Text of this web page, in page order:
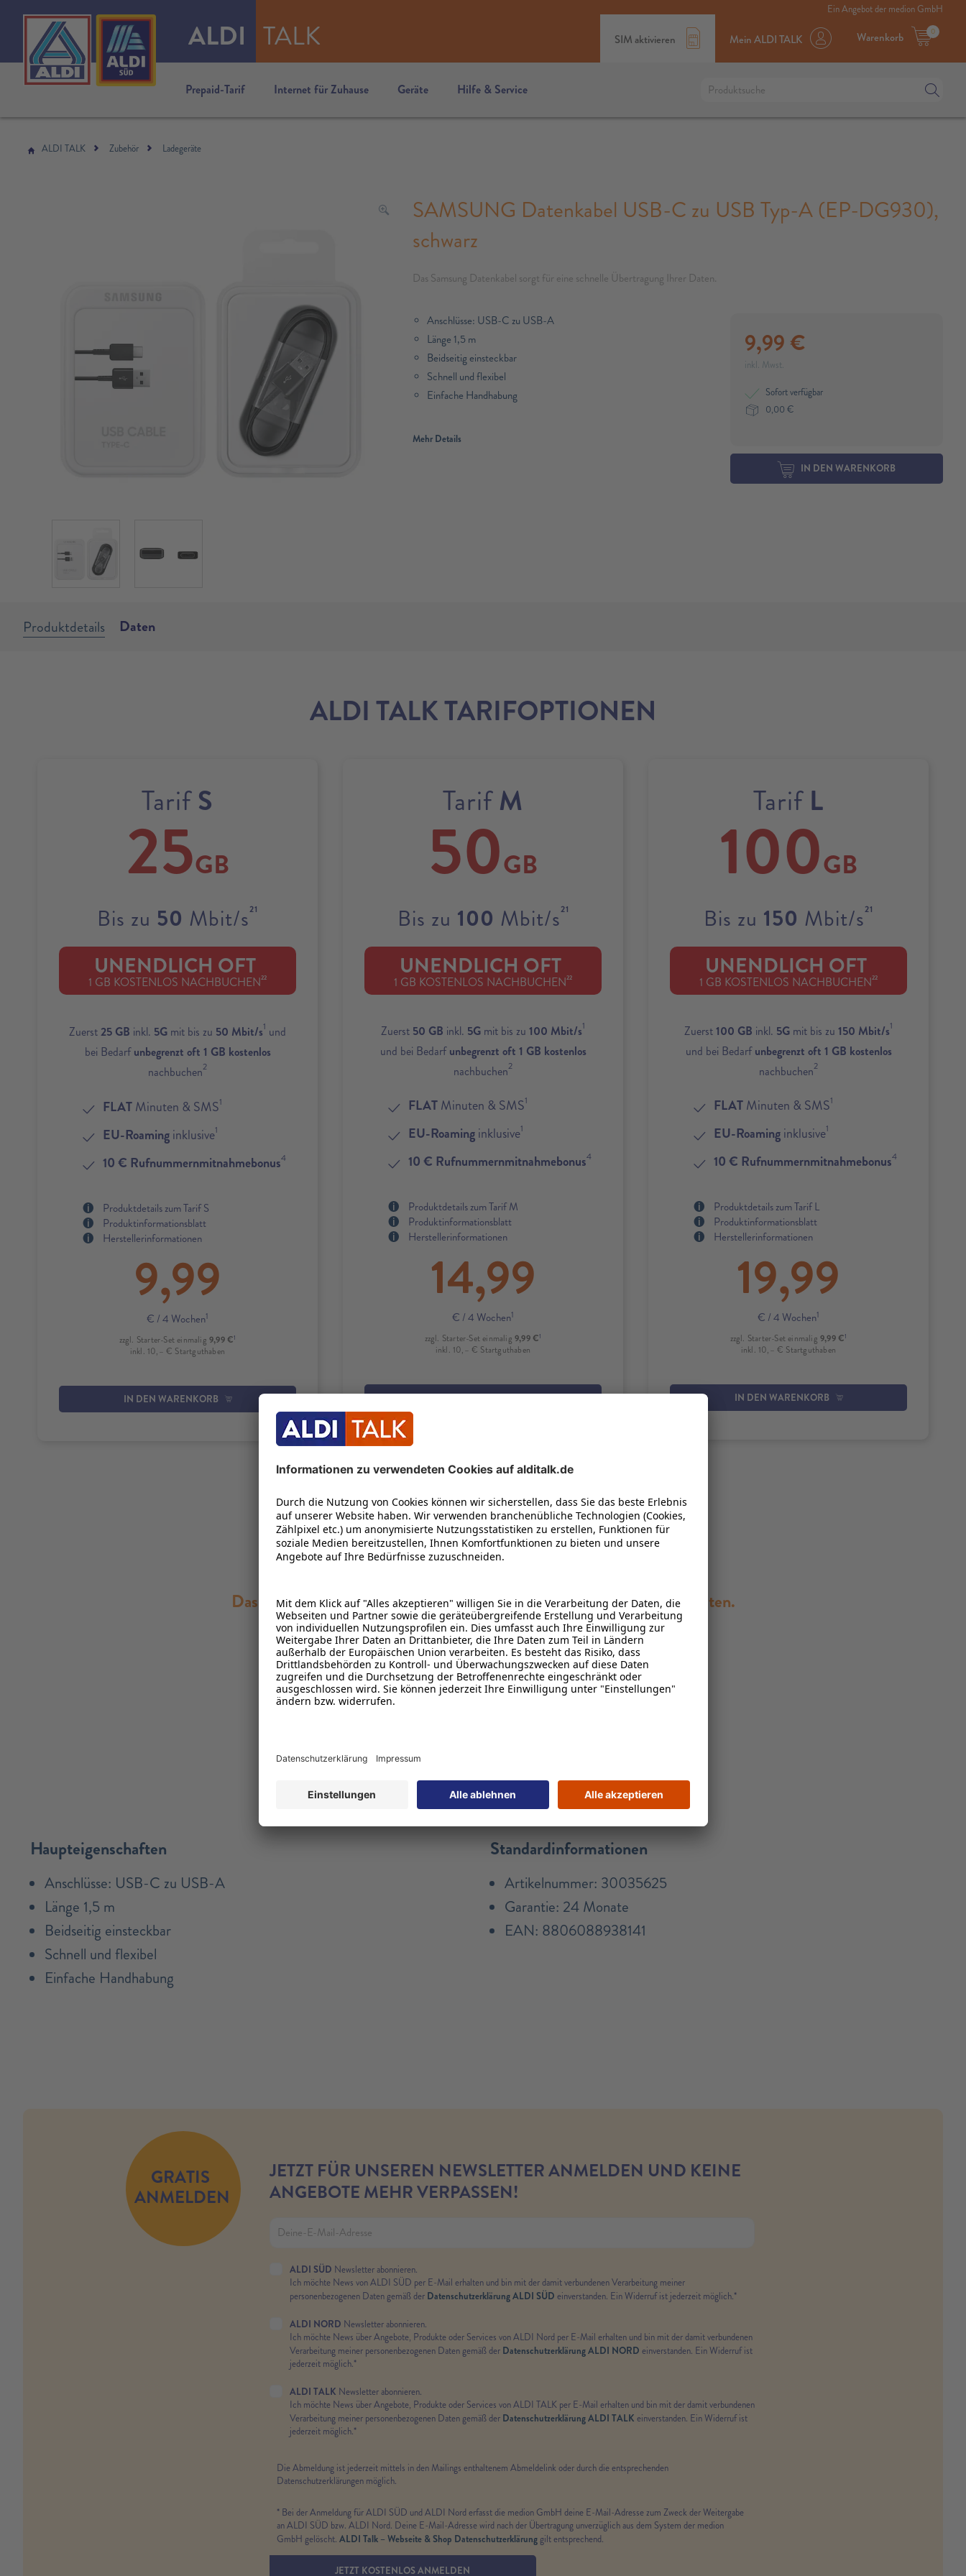
ALDI TALK SIM aktivieren Mein ALDI TALK 0
Warenkorb
Prepaid-Tarif Internet für Zuhause Geräte Hilfe & Service
Ein Angebot der medion GmbH
ALDI TALK Zubehör Ladegeräte
SAMSUNG Datenkabel USB-C zu USB Typ-A (EP-DG930),
schwarz
Das Samsung Datenkabel sorgt für eine schnelle Übertragung Ihrer Daten.
Anschlüsse: USB-C zu USB-A
Länge 1,5 m
Beidseitig einsteckbar
Schnell und flexibel
Einfache Handhabung
Mehr Details
9,99 €
inkl. Mwst.
Sofort verfügbar
0,00 €
IN DEN WARENKORB
Produktdetails Daten
ALDI TALK TARIFOPTIONEN
TarifS
25GB
Bis zu 50 Mbit/s21
UNENDLICH OFT
1 GB KOSTENLOS NACHBUCHEN22
Zuerst25 GB inkl. 5G mit bis zu 50 Mbit/s1 und
bei Bedarfunbegrenzt oft 1 GB kostenlos
nachbuchen2
FLATMinuten & SMS1
EU-Roaminginklusive1
10 € Rufnummernmitnahmebonus4
Produktdetails zum Tarif S
Produktinformationsblatt
Herstellerinformationen
9,99
€ / 4 Wochen1
zzgl. Starter-Set einmalig 9,99 €1
inkl. 10,– € Startguthaben
IN DEN WARENKORB
TarifM
50GB
Bis zu 100 Mbit/s21
UNENDLICH OFT
1 GB KOSTENLOS NACHBUCHEN22
Zuerst 50 GB inkl. 5G mit bis zu 100 Mbit/s1
und bei Bedarfunbegrenzt oft 1 GB kostenlos
nachbuchen2
FLATMinuten & SMS1
EU-Roaminginklusive1
10 € Rufnummernmitnahmebonus4
Produktdetails zum Tarif M
Produktinformationsblatt
Herstellerinformationen
14,99
€ / 4 Wochen1
zzgl. Starter-Set einmalig 9,99 €1
inkl. 10,– € Startguthaben
IN DEN WARENKORB
Tarif L
100GB
Bis zu 150 Mbit/s21
UNENDLICH OFT
1 GB KOSTENLOS NACHBUCHEN22
Zuerst100 GB inkl. 5G mit bis zu 150 Mbit/s1
und bei Bedarfunbegrenzt oft 1 GB kostenlos
nachbuchen2
FLATMinuten & SMS1
EU-Roaminginklusive1
10 € Rufnummernmitnahmebonus4
Produktdetails zum Tarif L
Produktinformationsblatt
Herstellerinformationen
19,99
€ / 4 Wochen1
zzgl. Starter-Set einmalig 9,99 €1
inkl. 10,– € Startguthaben
IN DEN WARENKORB
Produktdetails
Das Samsung Datenkabel sorgt für eine schnelle Übertragung Ihrer Daten.
Daten
Haupteigenschaften
Anschlüsse: USB-C zu USB-A
Länge 1,5 m
Beidseitig einsteckbar
Schnell und flexibel
Einfache Handhabung
Standardinformationen
Artikelnummer: 30035625
Garantie: 24 Monate
EAN: 8806088938141
GRATIS
ANMELDEN
JETZT FÜR UNSEREN NEWSLETTER ANMELDEN UND KEINE
ANGEBOTE MEHR VERPASSEN!
ALDI SÜD Newsletter abonnieren.
Ich möchte News von ALDI SÜD per E-Mail erhalten und bin mit der damit verbundenen Verarbeitung meiner
personenbezogenen Daten gemäß der Datenschutzerklärung ALDI SÜD einverstanden. Ein Widerruf ist jederzeit möglich.*
ALDI NORD Newsletter abonnieren.
Ich möchte News über Angebote, Produkte oder Services von ALDI Nord per E-Mail erhalten und bin mit der damit verbundenen
Verarbeitung meiner personenbezogenen Daten gemäß der Datenschutzerklärung ALDI NORD einverstanden. Ein Widerruf ist
jederzeit möglich.*
ALDI TALK Newsletter abonnieren.
Ich möchte News über Angebote, Produkte oder Services von ALDI TALK per E-Mail erhalten und bin mit der damit verbundenen
Verarbeitung meiner personenbezogenen Daten gemäß der Datenschutzerklärung ALDI TALK einverstanden. Ein Widerruf ist
jederzeit möglich.*
Die Abmeldung ist jederzeit mittels in den Mailings enthaltenem Abmeldelink oder durch die entsprechenden
Datenschutzerklärungen möglich.
* Bei der Anmeldung für ALDI SÜD und ALDI Nord erfasst die medion GmbH deine E-Mail-Adresse zum Zweck der Weitergabe
an ALDI SÜD bzw. ALDI Nord. Deine E-Mail-Adresse wird nach der Übertragung unverzüglich aus dem System der medion
GmbH gelöscht. ALDI Talk – Webseite & Shop Datenschutzerklärunggilt entsprechend.
JETZT KOSTENLOS ANMELDEN